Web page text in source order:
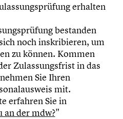
erhalten
bestanden
noch inskribieren, um
zu können. Kommen
Zulassungsfrist in das
Sie Ihren
mit.
erfahren Sie in
an der mdw?"